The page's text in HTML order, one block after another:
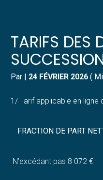
Gérer votre quotidien
Piloter votre entreprise
Développer votre
Suivre votre comptabilité
Gérer vos ressources
Dématérialiser vos
TARIFS DES
Par | 24 FÉVRIER 2026 (
1/ Tarif applicable en ligne
FRACTION DE PART
N’excédant pas 8 072 €